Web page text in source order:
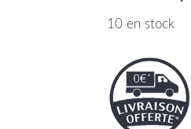
10 en stock